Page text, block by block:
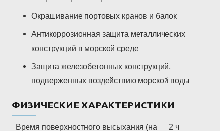
Окрашивание портовых кранов и балок
Антикоррозионная защита металлических
конструкций в морской среде
Защита железобетонных конструкций,
подверженных воздействию морской воды
ФИЗИЧЕСКИЕ ХАРАКТЕРИСТИКИ
Время поверхностного высыхания (на
2 ч